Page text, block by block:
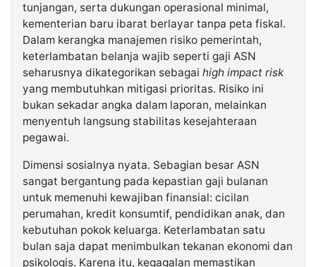
tunjangan, serta dukungan operasional minimal,
kementerian baru ibarat berlayar tanpa peta fiskal.
Dalam kerangka manajemen risiko pemerintah,
keterlambatan belanja wajib seperti gaji ASN
seharusnya dikategorikan sebagai high impact risk
yang membutuhkan mitigasi prioritas. Risiko ini
bukan sekadar angka dalam laporan, melainkan
menyentuh langsung stabilitas kesejahteraan
pegawai.
Dimensi sosialnya nyata. Sebagian besar ASN
sangat bergantung pada kepastian gaji bulanan
untuk memenuhi kewajiban finansial: cicilan
perumahan, kredit konsumtif, pendidikan anak, dan
kebutuhan pokok keluarga. Keterlambatan satu
bulan saja dapat menimbulkan tekanan ekonomi dan
psikologis. Karena itu, kegagalan memastikan